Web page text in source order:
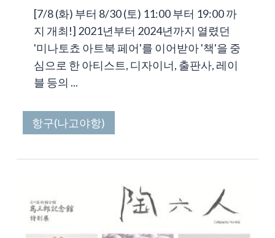
[7/8 (화) 부터 8/30 (토) 11:00 부터 19:00 까
지 개최!] 2021년부터 2024년까지 열렸던
'미나토쵸 아트북 페어'를 이어받아 '책'을 중
심으로 한 아티스트, 디자이너, 출판사, 레이
블 등의 ...
항구(나고야항)